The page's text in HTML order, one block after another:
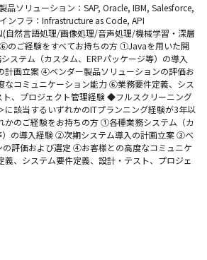
品ソリューション：SAP, Oracle, IBM, Salesforce,
ンフラ：Infrastructure as Code, API
自然言語処理/画像処理/音声処理/機械学習・深層
ご経験をすべてお持ちの方 ①Javaを用いた開
ステム（カスタム、ERPパッケージ等）の導入
画立案 ④ベンダー製品ソリューションの評価お
コミュニケーション能力 ⑥業務要件定義、シス
ト、プロジェクト管理経験 ◆フルスクリーニング
に該当するいずれかのITプランニング経験が3年以
のご経験をお持ちの方 ①各種業務システム（カ
）の導入経験 ②次期システム導入の計画立案 ③ベ
の評価および選定 ④お客様との高度なコミュニケ
、システム要件定義、設計・テスト、プロジェ